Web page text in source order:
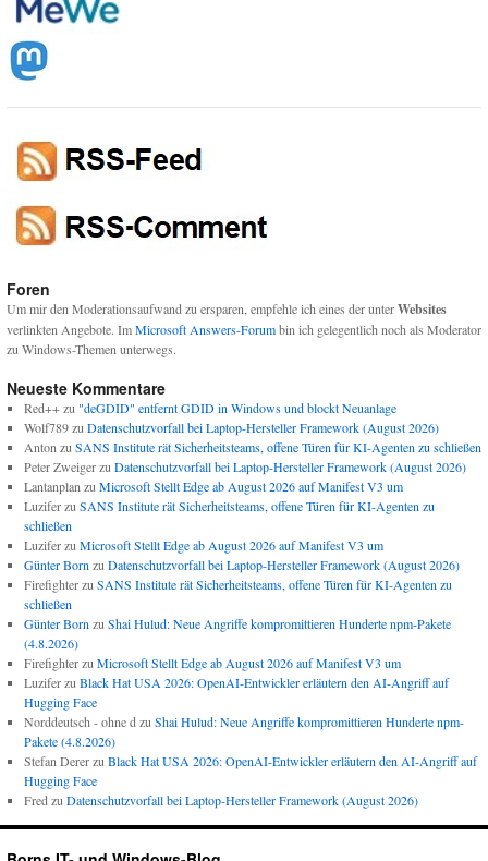
Foren
Um mir den Moderationsaufwand zu ersparen, empfehle ich eines der unterWebsites
verlinkten Angebote. ImMicrosoft Answers-Forumbin ich gelegentlich noch als Moderator
zu Windows-Themen unterwegs.
Neueste Kommentare
Red++zu "deGDID" entfernt GDID in Windows und blockt Neuanlage
Wolf789zu Datenschutzvorfall bei Laptop-Hersteller Framework (August 2026)
Anton zu SANS Institute rät Sicherheitsteams, offene Türen für KI-Agenten zu schließen
Peter Zweigerzu Datenschutzvorfall bei Laptop-Hersteller Framework (August 2026)
Lantanplan zu Microsoft Stellt Edge ab August 2026 auf Manifest V3 um
Luziferzu SANS Institute rät Sicherheitsteams, offene Türen für KI-Agenten zu
schließen
Luziferzu Microsoft Stellt Edge ab August 2026 auf Manifest V3 um
Günter Born zu Datenschutzvorfall bei Laptop-Hersteller Framework (August 2026)
Firefighterzu SANS Institute rät Sicherheitsteams, offene Türen für KI-Agenten zu
schließen
Günter Born zu Shai Hulud: Neue Angriffe kompromittieren Hunderte npm-Pakete
(4.8.2026)
Firefighterzu Microsoft Stellt Edge ab August 2026 auf Manifest V3 um
Luziferzu Black Hat USA 2026: OpenAI-Entwickler erläutern den AI-Angriff auf
Hugging Face
Norddeutsch - ohne d zu Shai Hulud: Neue Angriffe kompromittieren Hunderte npm-
Pakete (4.8.2026)
Stefan Dererzu Black Hat USA 2026: OpenAI-Entwickler erläutern den AI-Angriff auf
Hugging Face
Fred zu Datenschutzvorfall bei Laptop-Hersteller Framework (August 2026)